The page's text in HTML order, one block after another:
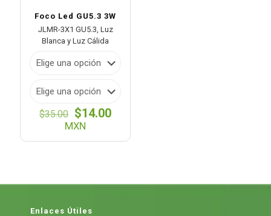
Foco Led GU5.3 3W
JLMR-3X1 GU5.3, Luz
Blanca y Luz Cálida
$35.00 El
precio
$14.00El
actual
MXN
Enlaces Útiles